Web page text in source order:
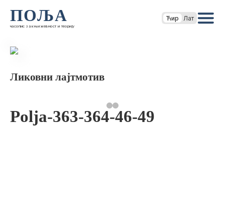
ПОЉА
часопис за књижевност и теорију
Ћир Лат
Ликовни лајтмотив
Polja-363-364-46-49